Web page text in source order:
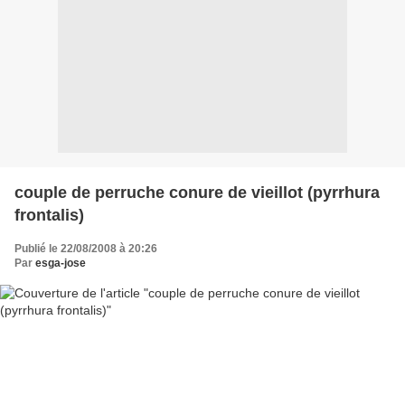
couple de perruche conure de vieillot (pyrrhura
frontalis)
Publié le 22/08/2008 à 20:26
Par esga-jose